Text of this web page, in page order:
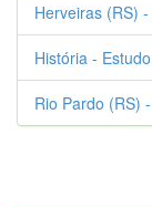
Herveiras (RS)
História -
Rio Pardo (RS)